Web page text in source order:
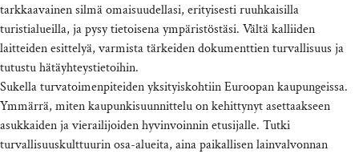
tarkkaavainen silmä omaisuudellasi, erityisesti ruuhkaisilla
turistialueilla, ja pysy tietoisena ympäristöstäsi. Vältä kalliiden
laitteiden esittelyä, varmista tärkeiden dokumenttien turvallisuus ja
tutustu hätäyhteystietoihin.
Sukella turvatoimenpiteiden yksityiskohtiin Euroopan kaupungeissa.
Ymmärrä, miten kaupunkisuunnittelu on kehittynyt asettaakseen
asukkaiden ja vierailijoiden hyvinvoinnin etusijalle. Tutki
turvallisuuskulttuurin osa-alueita, aina paikallisen lainvalvonnan